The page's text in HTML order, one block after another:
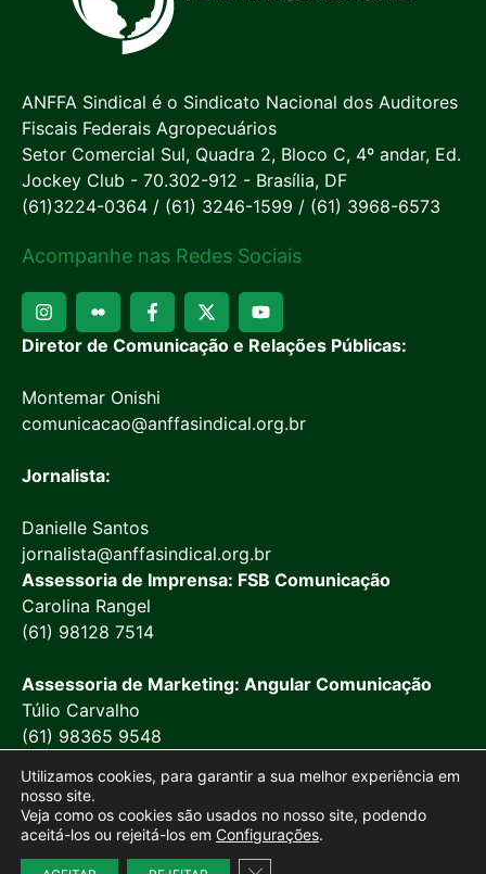
ANFFA Sindical é o Sindicato Nacional dos Auditores
Fiscais Federais Agropecuários
Setor Comercial Sul, Quadra 2, Bloco C, 4º andar, Ed.
Jockey Club - 70.302-912 - Brasília, DF
(61)3224-0364 / (61) 3246-1599 / (61) 3968-6573
Acompanhe nas Redes Sociais
Diretor de Comunicação e Relações Públicas:
Montemar Onishi
comunicacao@anffasindical.org.br
Jornalista:
Danielle Santos
jornalista@anffasindical.org.br
Assessoria de Imprensa: FSB Comunicação
Carolina Rangel
(61) 98128 7514
Assessoria de Marketing: Angular Comunicação
Túlio Carvalho
(61) 98365 9548
Utilizamos cookies, para garantir a sua melhor experiência em
nosso site.
Veja como os cookies são usados no nosso site, podendo
aceitá-los ou rejeitá-los em Configurações.